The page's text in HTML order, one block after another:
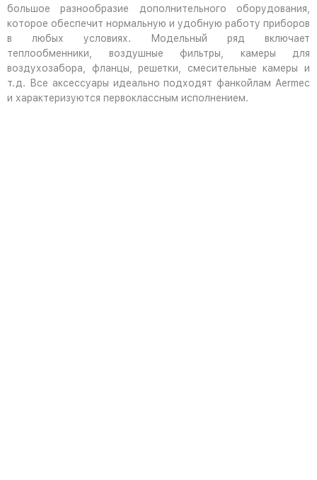
большое разнообразие дополнительного оборудования,
которое обеспечит нормальную и удобную работу приборов
в любых условиях. Модельный ряд включает
теплообменники, воздушные фильтры, камеры для
воздухозабора, фланцы, решетки, смесительные камеры и
т.д. Все аксессуары идеально подходят фанкойлам Aermec
и характеризуются первоклассным исполнением.